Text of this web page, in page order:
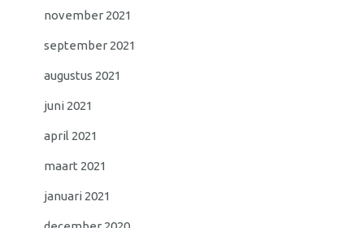
november 2021
september 2021
augustus 2021
juni 2021
april 2021
maart 2021
januari 2021